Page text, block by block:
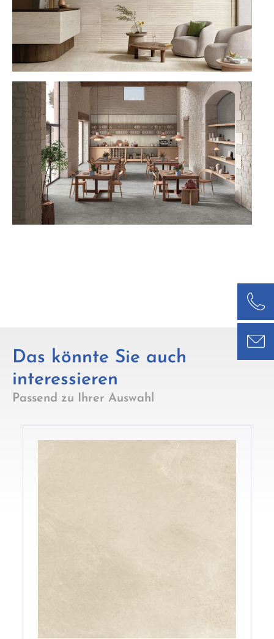
Das könnte Sie auch
interessieren